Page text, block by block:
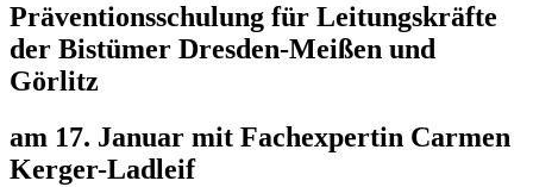
Präventionsschulung für Leitungskräfte
der Bistümer Dresden-Meißen und
Görlitz
am 17. Januar mit Fachexpertin Carmen
Kerger-Ladleif